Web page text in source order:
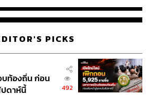
PICKS
ท้องถิ่น ก่อน
ดาห์นี้
492